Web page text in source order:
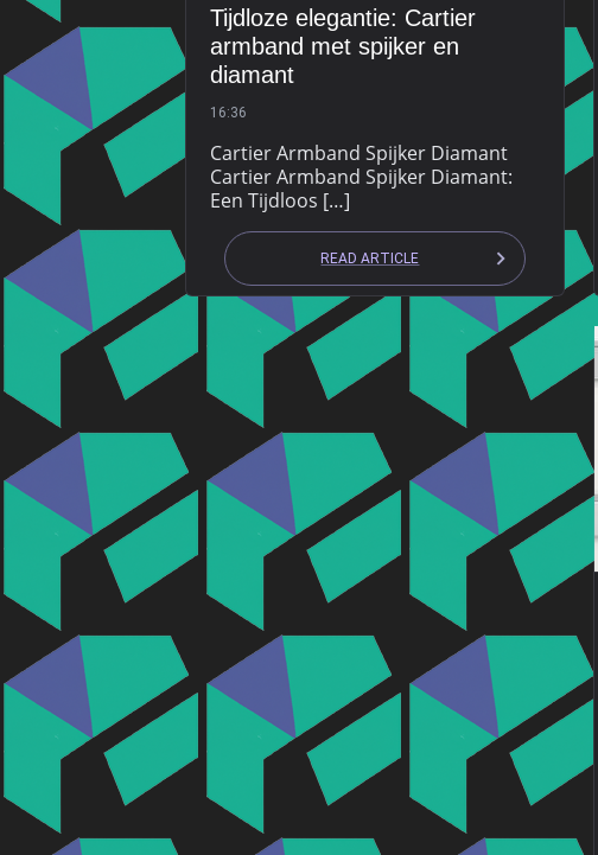
Tijdloze elegantie: Cartier
armband met spijker en
diamant
16:36
Cartier Armband Spijker Diamant
Cartier Armband Spijker Diamant:
Een Tijdloos […]
READ ARTICLE